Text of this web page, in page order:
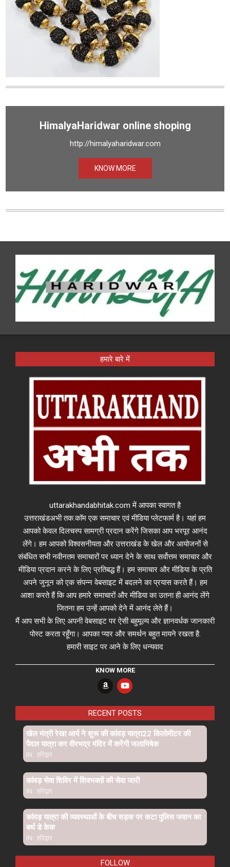
HimalyaHaridwar online shoping
http://himalyaharidwar.com
KNOW MORE
हमारे बारे में
uttarakhandabhitak.com में आपका स्वागत है
उत्तराखंडअभी तक.कॉम एक समाचार एवं मीडिया प्लेटफार्म है। यहां हम
आपको केवल दिलचस्प सामग्री प्रदान करेंगे जिसका आप भरपूर आनंद
लेंगे। हम आपको विश्वसनीयता और उत्तराखंड के खेल और आयोजनों से
संबंधित सभी नवीनतम समाचारों पर ध्यान देने के साथ सर्वोत्तम समाचार और
मीडिया प्रदान करने के लिए प्रतिबद्ध हैं। हम समाचार और मीडिया के प्रति
अपने जुनून को एक संपन्न वेबसाइट में बदलने का प्रयास करते हैं। हम
आशा करते हैं कि आप हमारे समाचारों और मीडिया का उतना ही आनंद लेंगे
जितना हम उन्हें आपको देने में आनंद लेते हैं।
मैं आप सभी के लिए अपनी वेबसाइट पर ऐसी बहुमूल्य और ज्ञानवर्धक जानकारी
पोस्ट करता रहूँगा। आपका प्यार और समर्थन बहुत मायने रखता है.
हमारी साइट पर आने के लिए धन्यवाद
KNOW MORE
RECENT POSTS
खेल मंत्री रेखा आर्य ने शुरू की कांवड़ यात्रा22 किलोमीटर की
पैदल यात्रा कर वीरभद्र मंदिर में करेंगी जलाभिषेक
IN: हरिद्वार
कांवड़ सेवा शिविर में शिवभक्तों की सेवा जारी
IN: हरिद्वार
कांवड़ यात्रा की व्यवस्थाओं के बीच सड़क पर कटा पुलिस जवान का
बर्थ डे केक
IN: हरिद्वार
FOLLOW